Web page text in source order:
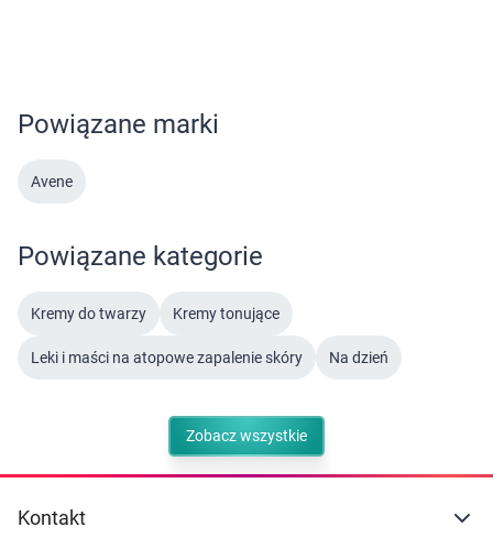
Ustawienia
Powiązane marki
Avene
Powiązane kategorie
Kremy do twarzy Kremy tonujące
Leki i maści na atopowe zapalenie skóry Na dzień
Zobacz wszystkie
Kontakt